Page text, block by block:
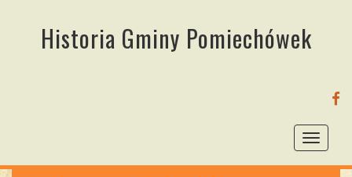
Historia Gminy Pomiechówek